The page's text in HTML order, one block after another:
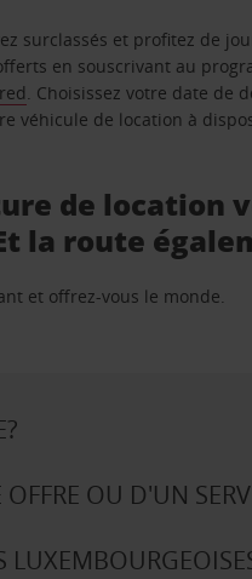
surclassés et profitez de
en souscrivant au
. Choisissez votre date de
véhicule de location à
de location
la route
et offrez-vous le monde.
OU D'UN